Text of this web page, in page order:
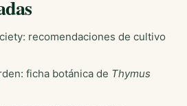
recomendaciones de cultivo
ficha botánica de Thymus